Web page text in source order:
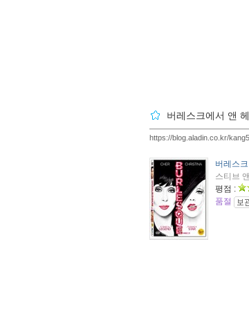
버레스크에서 앤
https://blog.aladin.co.kr/
버레스크
스티브
평점 :
품절